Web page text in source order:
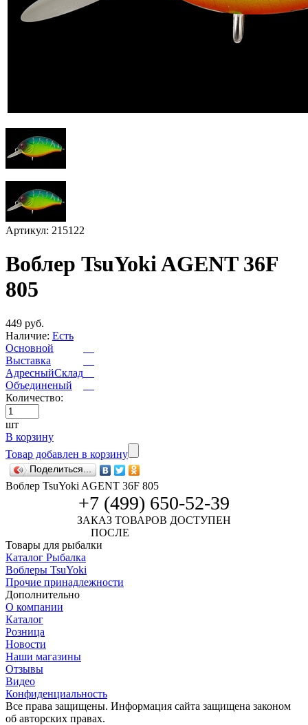
Артикул: 215122
Воблер TsuYoki AGENT 36F
805
449 руб.
Наличие: Есть
Основной
Выставка
АдресныйСклад
Объединеный
Количество:
шт
В корзину
Товар добавлен в корзину
Поделиться...
Воблер TsuYoki AGENT 36F 805
+7 (499) 650-52-39
ЗАКАЗ ТОВАРОВ ДОСТУПЕН
ПОСЛЕ
Товары для рыбалки
Каталог Рыбалка
Воблеры TsuYoki
Прочие принадлежности
Дополнительно
О компании
Каталог
Розница
Новости
Наши магазины
Отзывы
Видео
Конфиденциальность
Все права защищены. Информация сайта защищена законом
об авторских правах.